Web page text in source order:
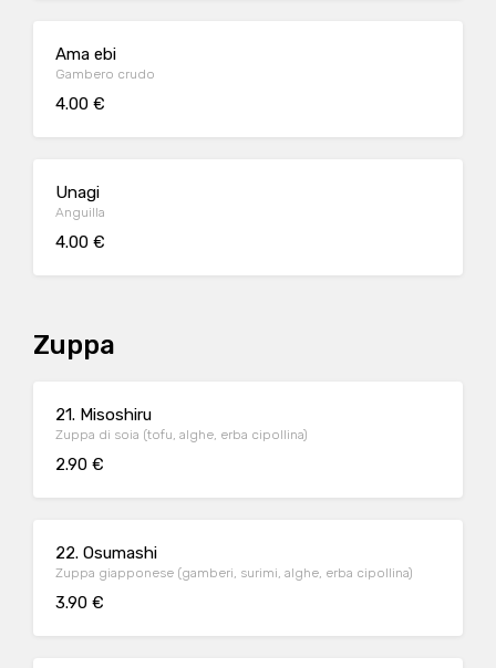
Ama ebi
Gambero crudo
4.00 €
Unagi
Anguilla
4.00 €
Zuppa
21. Misoshiru
Zuppa di soia (tofu, alghe, erba cipollina)
2.90 €
22. Osumashi
Zuppa giapponese (gamberi, surimi, alghe, erba cipollina)
3.90 €